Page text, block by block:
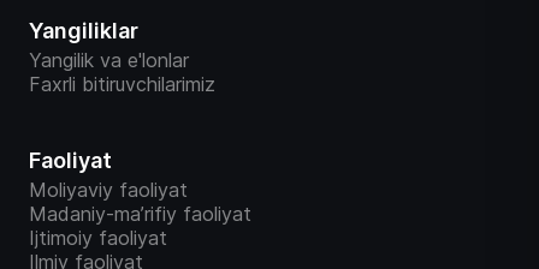
Yangiliklar
Yangilik va e'lonlar
Faxrli bitiruvchilarimiz
Faoliyat
Moliyaviy faoliyat
Madaniy-ma’rifiy faoliyat
Ijtimoiy faoliyat
Ilmiy faoliyat